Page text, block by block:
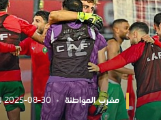
مغرب المواطنة 2025-08-30 21:23:54